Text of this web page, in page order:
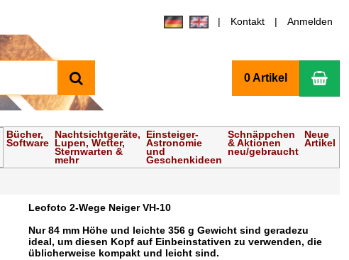
Kontakt Anmelden
0 Artikel
Bücher,
Software
Nachtsichtgeräte,
Lupen, Wetter,
Sternwarten &
mehr
Einsteiger-
Astronomie
und
Geschenkideen
Schnäppchen
& Aktionen
neu/gebraucht
Neue
Artikel
Leofoto 2-Wege Neiger VH-10
Nur 84 mm Höhe und leichte 356 g Gewicht sind geradezu
ideal, um diesen Kopf auf Einbeinstativen zu verwenden, die
üblicherweise kompakt und leicht sind.